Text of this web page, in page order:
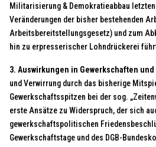
Militarisierung & Demokratieabbau
Veränderungen der bisher bestehenden
Arbeitsbereitstellungsgesetz) und zum
hin zu erpresserischer Lohndrückerei
3. Auswirkungen in Gewerkschaften
und Verwirrung durch das bisherige
Gewerkschaftsspitzen bei der sog.
erste Ansätze zu Widerspruch, der sich
gewerkschaftspolitischen
Gewerkschaftstage und des DGB-